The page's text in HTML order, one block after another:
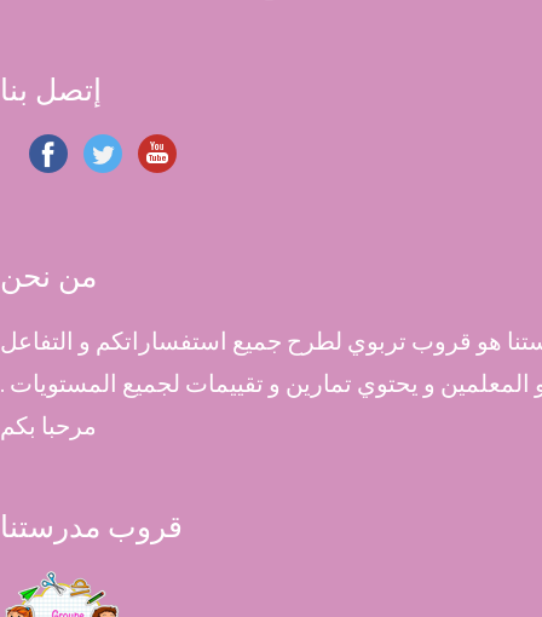
إتصل بنا
من نحن
هو قروب تربوي لطرح جميع استفساراتكم و التفاعل
و المعلمين و يحتوي تمارين و تقييمات لجميع المستويات .
مرحبا بكم
قروب مدرستنا